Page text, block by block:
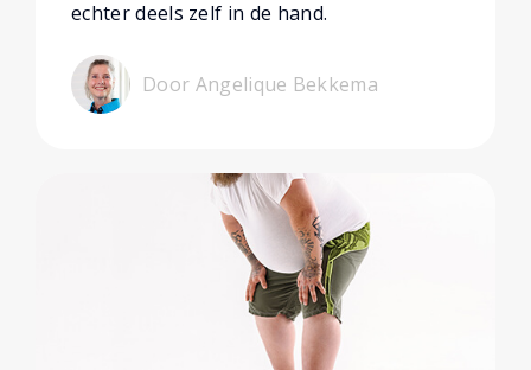
echter deels zelf in de hand.
Door Angelique Bekkema